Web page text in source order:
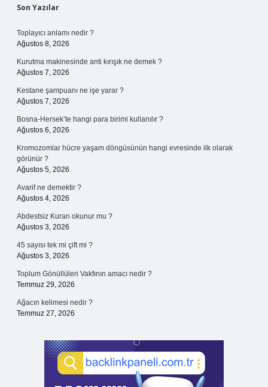
Sidebar
Son Yazılar
Toplayıcı anlamı nedir ?
Ağustos 8, 2026
Kurutma makinesinde anti kırışık ne demek ?
Ağustos 7, 2026
Kestane şampuanı ne işe yarar ?
Ağustos 7, 2026
Bosna-Hersek’te hangi para birimi kullanılır ?
Ağustos 6, 2026
Kromozomlar hücre yaşam döngüsünün hangi evresinde ilk olarak
görünür ?
Ağustos 5, 2026
Avarif ne demektir ?
Ağustos 4, 2026
Abdestsiz Kuran okunur mu ?
Ağustos 3, 2026
45 sayısı tek mi çift mi ?
Ağustos 3, 2026
Toplum Gönüllüleri Vakfının amacı nedir ?
Temmuz 29, 2026
Ağacın kelimesi nedir ?
Temmuz 27, 2026